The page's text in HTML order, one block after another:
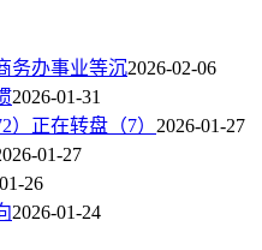
务办事业等沉2026-02-06
2026-01-31
）正在转盘（7） 2026-01-27
01-27
26
2026-01-24